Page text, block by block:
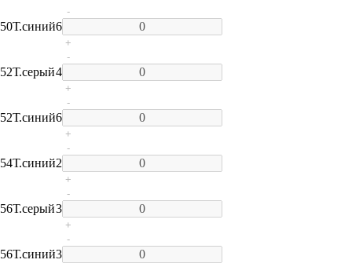
50Т.синий6
-
+
52Т.серый4
-
+
52Т.синий6
-
+
54Т.синий2
-
+
56Т.серый3
-
+
56Т.синий3
-